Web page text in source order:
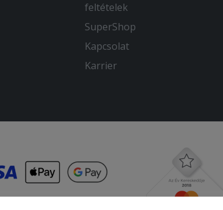
feltételek
SuperShop
Kapcsolat
Karrier